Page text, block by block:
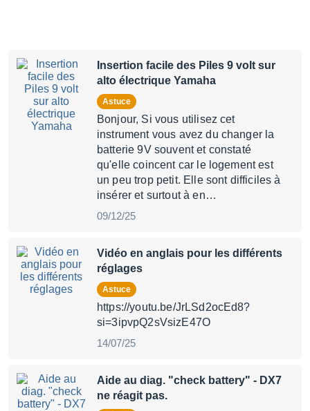
Insertion facile des Piles 9 volt sur
alto électrique Yamaha
Astuce
Bonjour, Si vous utilisez cet
instrument vous avez du changer la
batterie 9V souvent et constaté
qu'elle coincent car le logement est
un peu trop petit. Elle sont difficiles à
insérer et surtout à en…
09/12/25
Vidéo en anglais pour les différents
réglages
Astuce
https://youtu.be/JrLSd2ocEd8?
si=3ipvpQ2sVsizE47O
14/07/25
Aide au diag. "check battery" - DX7
ne réagit pas.